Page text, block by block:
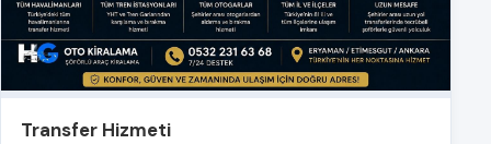
Transfer Hizmeti